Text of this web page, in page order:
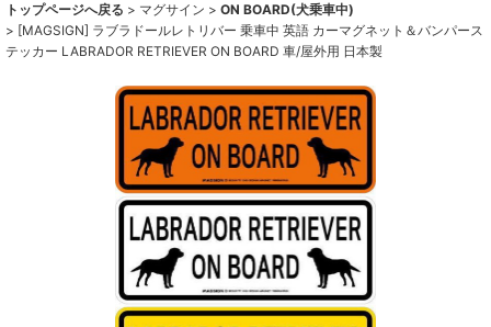
トップページへ戻る > マグサイン > ON BOARD(犬乗車中)
> [MAGSIGN] ラブラドールレトリバー 乗車中 英語 カーマグネット＆バンパース
テッカー LABRADOR RETRIEVER ON BOARD 車/屋外用 日本製